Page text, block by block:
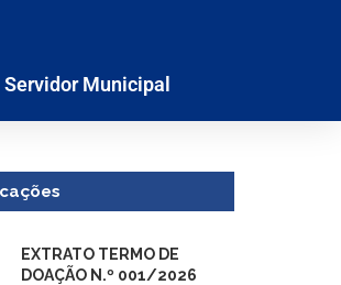
Servidor Municipal
EXTRATO TERMO DE
DOAÇÃO N.º 001/2026